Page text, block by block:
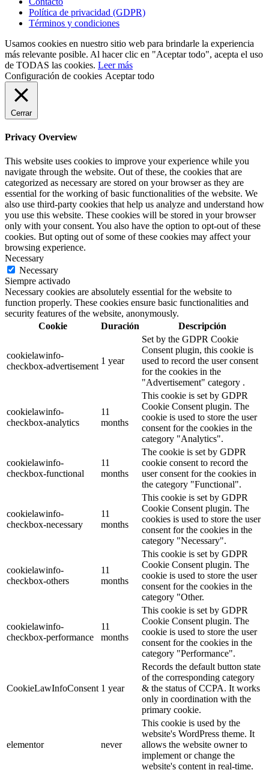
Política de privacidad (GDPR)
Términos y condiciones
Usamos cookies en nuestro sitio web para brindarle la experiencia
más relevante posible. Al hacer clic en "Aceptar todo", acepta el uso
de TODAS las cookies. Leer más
Configuración de cookies Aceptar todo
Cerrar
Privacy Overview
This website uses cookies to improve your experience while you
navigate through the website. Out of these, the cookies that are
categorized as necessary are stored on your browser as they are
essential for the working of basic functionalities of the website. We
also use third-party cookies that help us analyze and understand how
you use this website. These cookies will be stored in your browser
only with your consent. You also have the option to opt-out of these
cookies. But opting out of some of these cookies may affect your
browsing experience.
Necessary
Necessary
Siempre activado
Necessary cookies are absolutely essential for the website to
function properly. These cookies ensure basic functionalities and
security features of the website, anonymously.
Cookie
Duración Descripción
cookielawinfo-
checkbox-advertisement
1 year
Set by the GDPR Cookie
Consent plugin, this cookie is
used to record the user consent
for the cookies in the
"Advertisement" category .
cookielawinfo-
checkbox-analytics
11
months
This cookie is set by GDPR
Cookie Consent plugin. The
cookie is used to store the user
consent for the cookies in the
category "Analytics".
cookielawinfo-
checkbox-functional
11
months
The cookie is set by GDPR
cookie consent to record the
user consent for the cookies in
the category "Functional".
cookielawinfo-
checkbox-necessary
11
months
This cookie is set by GDPR
Cookie Consent plugin. The
cookies is used to store the user
consent for the cookies in the
category "Necessary".
cookielawinfo-
checkbox-others
11
months
This cookie is set by GDPR
Cookie Consent plugin. The
cookie is used to store the user
consent for the cookies in the
category "Other.
cookielawinfo-
checkbox-performance
11
months
This cookie is set by GDPR
Cookie Consent plugin. The
cookie is used to store the user
consent for the cookies in the
category "Performance".
CookieLawInfoConsent 1 year
Records the default button state
of the corresponding category
& the status of CCPA. It works
only in coordination with the
primary cookie.
elementor never
This cookie is used by the
website's WordPress theme. It
allows the website owner to
implement or change the
website's content in real-time.